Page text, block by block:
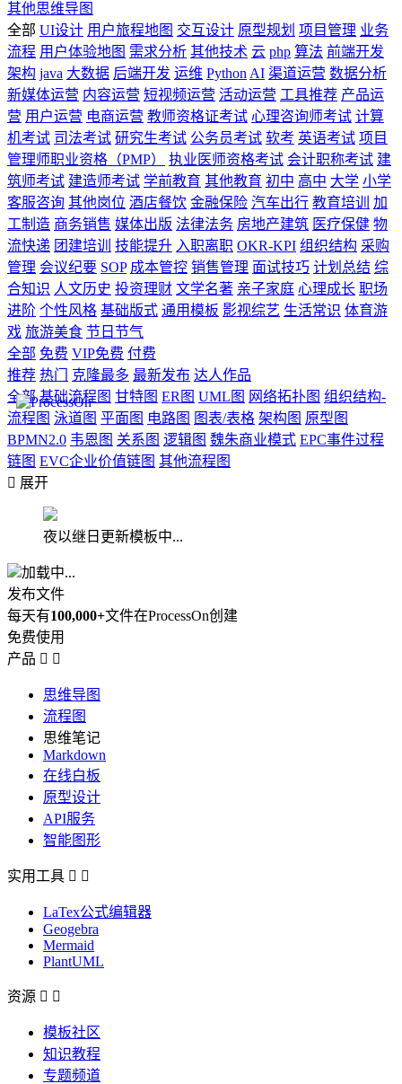
其他思维导图
全部 UI设计 用户旅程地图 交互设计 原型规划 项目管理 业务
流程 用户体验地图 需求分析 其他技术 云 php 算法 前端开发
架构 java 大数据 后端开发 运维 Python AI 渠道运营 数据分析
新媒体运营 内容运营 短视频运营 活动运营 工具推荐 产品运
营 用户运营 电商运营 教师资格证考试 心理咨询师考试 计算
机考试 司法考试 研究生考试 公务员考试 软考 英语考试 项目
管理师职业资格（PMP）
执业医师资格考试 会计职称考试 建
筑师考试 建造师考试 学前教育 其他教育 初中 高中 大学 小学
客服咨询 其他岗位 酒店餐饮 金融保险 汽车出行 教育培训
加
工制造 商务销售 媒体出版 法律法务 房地产建筑 医疗保健 物
流快递 团建培训 技能提升 入职离职 OKR-KPI 组织结构 采购
管理 会议纪要 SOP 成本管控 销售管理 面试技巧 计划总结 综
合知识 人文历史 投资理财 文学名著 亲子家庭 心理成长 职场
进阶 个性风格 基础版式 通用模板 影视综艺 生活常识 体育游
戏 旅游美食 节日节气
全部 免费 VIP免费 付费
推荐 热门 克隆最多 最新发布 达人作品
全部 基础流程图 甘特图 ER图 UML图 网络拓扑图 组织结构-
流程图 泳道图 平面图 电路图 图表/表格 架构图 原型图
BPMN2.0 韦恩图 关系图 逻辑图 魏朱商业模式 EPC事件过程
链图 EVC企业价值链图 其他流程图
 展开
夜以继日更新模板中...
加载中...
发布文件
每天有100,000+文件在ProcessOn创建
免费使用
产品  
思维导图
流程图
思维笔记
Markdown
在线白板
原型设计
API服务
智能图形
实用工具  
LaTex公式编辑器
Geogebra
Mermaid
PlantUML
资源  
模板社区
知识教程
专题频道